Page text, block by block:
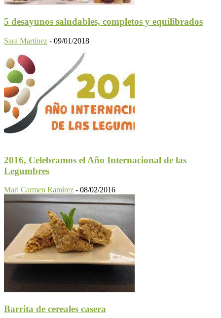
5 desayunos saludables, completos y equilibrados
Sara Martínez - 09/01/2018
2016, Celebramos el Año Internacional de las
Legumbres
Mari Carmen Ramírez - 08/02/2016
Barrita de cereales casera